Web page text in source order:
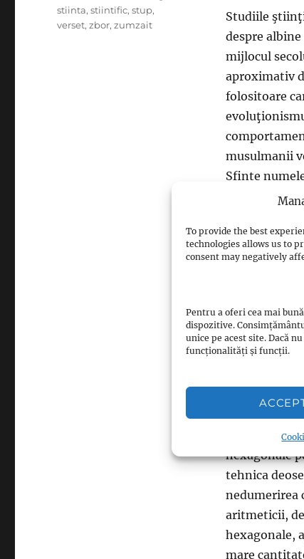
To provide the best
technologies allows us to
consent may negatively
Pentru a oferi cea mai
dispozitive.
unice pe acest site. Dacă
funcționalități și funcții.
Studiile
despre
mijlocul
aproximativ
folositoare
musulmanii
Sfinte
versetelor
1. “Şi
şi în ceea ce
insecte, care
unui loc în
pe care i-l
vorba de o
stup
hexagonale
tehnica
nedumerirea
aritmeticii,
hexagonale,
mare
stiinta,stiintific,stup,
verset,zbor,zumzait